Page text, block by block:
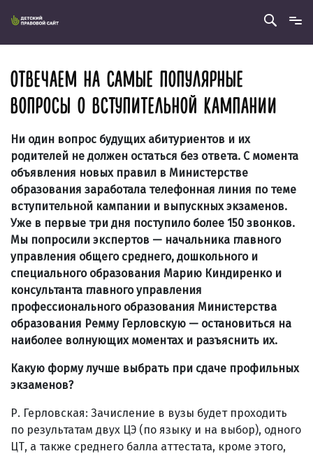
ОТВЕЧАЕМ НА САМЫЕ ПОПУЛЯРНЫЕ
ВОПРОСЫ О ВСТУПИТЕЛЬНОЙ КАМПАНИИ
Ни один вопрос будущих абитуриентов и их
родителей не должен остаться без ответа. С момента
объявления новых правил в Министерстве
образования заработала телефонная линия по теме
вступительной кампании и выпускных экзаменов.
Уже в первые три дня поступило более 150 звонков.
Мы попросили экспертов — начальника главного
управления общего среднего, дошкольного и
специального образования Марию Киндиренко и
консультанта главного управления
профессионального образования Министерства
образования Ремму Герловскую — остановиться на
наиболее волнующих моментах и разъяснить их.
Какую форму лучше выбрать при сдаче профильных
экзаменов?
Р. Герловская: Зачисление в вузы будет проходить
по результатам двух ЦЭ (по языку и на выбор), одного
ЦТ, а также среднего балла аттестата, кроме этого,